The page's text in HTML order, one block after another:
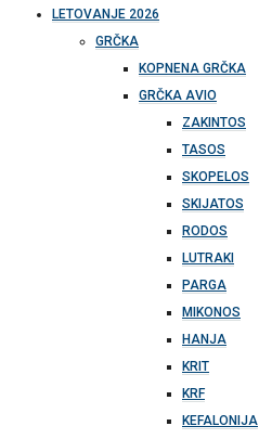
LETOVANJE 2026
GRČKA
KOPNENA GRČKA
GRČKA AVIO
ZAKINTOS
TASOS
SKOPELOS
SKIJATOS
RODOS
LUTRAKI
PARGA
MIKONOS
HANJA
KRIT
KRF
KEFALONIJA